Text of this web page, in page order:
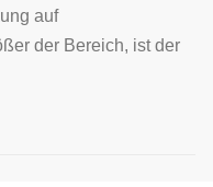
auf
der Bereich, ist der